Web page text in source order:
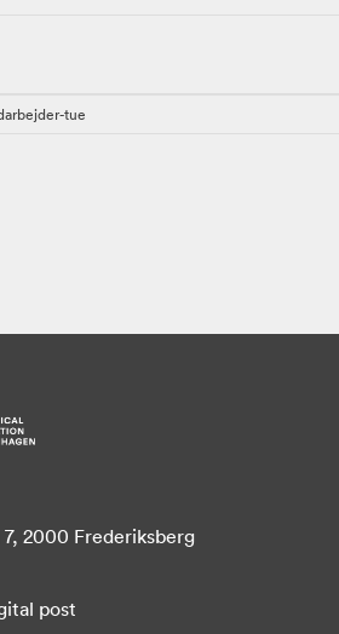
2000 Frederiksberg
post